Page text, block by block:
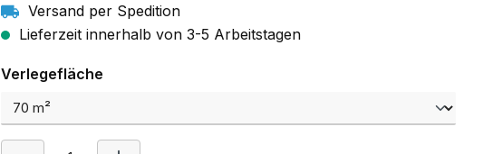
Versand per Spedition
Lieferzeit innerhalb von 3-5 Arbeitstagen
Verlegeflächeauswählen